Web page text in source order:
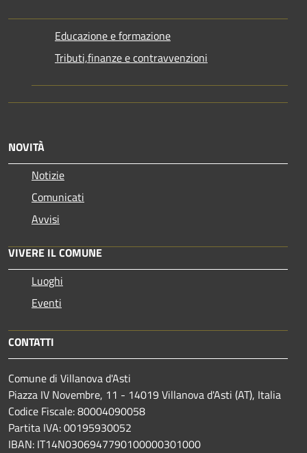
Educazione e formazione
Tributi,finanze e contravvenzioni
NOVITÀ
Notizie
Comunicati
Avvisi
VIVERE IL COMUNE
Luoghi
Eventi
CONTATTI
Comune di Villanova d'Asti
Piazza IV Novembre, 11 - 14019 Villanova d'Asti (AT), Italia
Codice Fiscale: 80004090058
Partita IVA: 00195930052
IBAN: IT14N0306947790100000301000